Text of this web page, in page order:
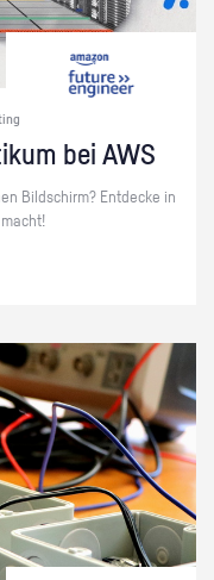
bei AWS
Bild­schirm? Ent­de­cke in